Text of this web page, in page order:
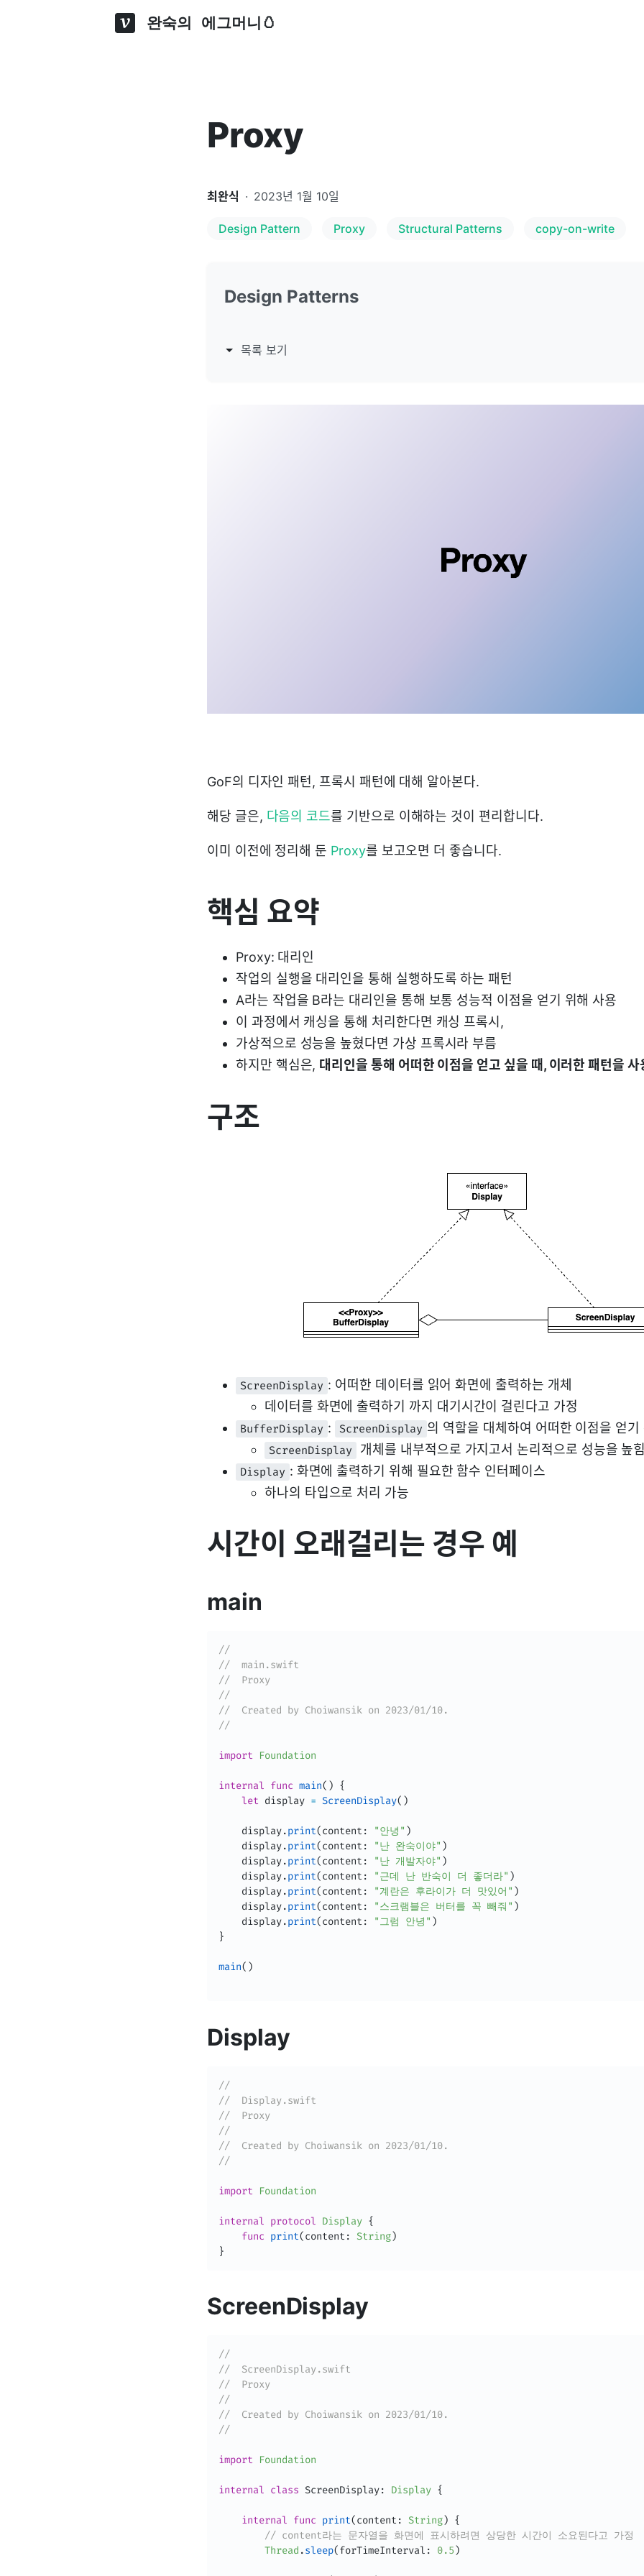
완숙의 에그머니🥚
Proxy
최완식 · 2023년 1월 10일
Design Pattern Proxy Structural Patterns copy-on-write
Design Patterns
목록 보기
GoF의 디자인 패턴, 프록시 패턴에 대해 알아본다.
해당 글은, 다음의 코드를 기반으로 이해하는 것이 편리합니다.
이미 이전에 정리해 둔 Proxy를 보고오면 더 좋습니다.
핵심 요약
Proxy: 대리인
작업의 실행을 대리인을 통해 실행하도록 하는 패턴
A라는 작업을 B라는 대리인을 통해 보통 성능적 이점을 얻기 위해 사용
이 과정에서 캐싱을 통해 처리한다면 캐싱 프록시,
가상적으로 성능을 높혔다면 가상 프록시라 부름
하지만 핵심은, 대리인을 통해 어떠한 이점을 얻고 싶을 때, 이러한 패턴을
구조
ScreenDisplay : 어떠한 데이터를 읽어 화면에 출력하는 개체
데이터를 화면에 출력하기 까지 대기시간이 걸린다고 가정
BufferDisplay : ScreenDisplay 의 역할을 대체하여 어떠한 이점을 얻
ScreenDisplay 개체를 내부적으로 가지고서 논리적으로 성능을 높
Display : 화면에 출력하기 위해 필요한 함수 인터페이스
하나의 타입으로 처리 가능
시간이 오래걸리는 경우 예
main
//
//  main.swift
//  Proxy
//
//  Created by Choiwansik on 2023/01/10.
//
import Foundation
internal func main( ) {
let display = ScreenDisplay( )
    display
.print(content : "안녕" )
    display
.print(content : "난 완숙이야" )
    display
.print(content : "난 개발자야" )
    display
.print(content : "근데 난 반숙이 더 좋더라" )
    display
.print(content : "계란은 후라이가 더 맛있어" )
    display
.print(content : "스크램블은 버터를 꼭 빼줘" )
    display
.print(content : "그럼 안녕" )
}
main( )
Display
//
//  Display.swift
//  Proxy
//
//  Created by Choiwansik on 2023/01/10.
//
import Foundation
internal protocol Display {
func print(content : String)
}
ScreenDisplay
//
//  ScreenDisplay.swift
//  Proxy
//
//  Created by Choiwansik on 2023/01/10.
//
import Foundation
internal class ScreenDisplay: Display {
internal func print(content : String) {
// content라는 문자열을 화면에 표시하려면 상당한 시간이 소요된다고 가정
Thread .sleep(forTimeInterval : 0.5 )